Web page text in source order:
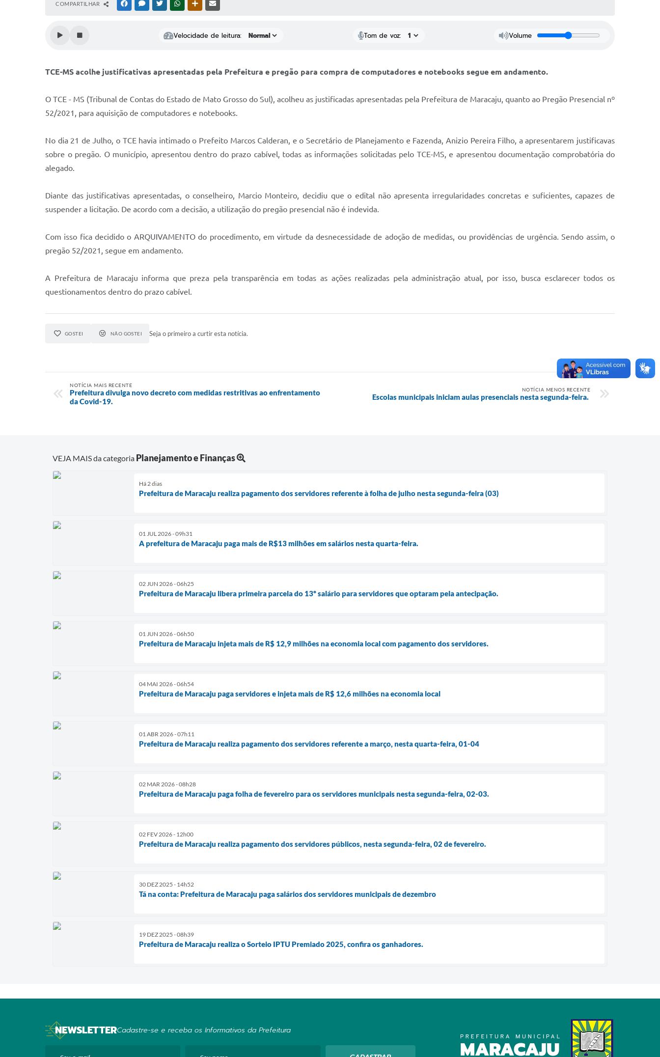
COMPARTILHAR FACEBOOKMESSENGER
TWITTERWHATSAPPOUTRAS MÍDIAS
Velocidade de leitura: Tom de voz: Volume
TCE-MS acolhe justificativas apresentadas pela Prefeitura e pregão para compra de computadores e notebooks segue em andamento.
O TCE - MS (Tribunal de Contas do Estado de Mato Grosso do Sul), acolheu as justificadas apresentadas pela Prefeitura de Maracaju, quanto ao Pregão Presencial nº
52/2021, para aquisição de computadores e notebooks.
No dia 21 de Julho, o TCE havia intimado o Prefeito Marcos Calderan, e o Secretário de Planejamento e Fazenda, Anizio Pereira Filho, a apresentarem justificavas
sobre o pregão. O município, apresentou dentro do prazo cabível, todas as informações solicitadas pelo TCE-MS, e apresentou documentação comprobatória do
alegado.
Diante das justificativas apresentadas, o conselheiro, Marcio Monteiro, decidiu que o edital não apresenta irregularidades concretas e suficientes, capazes de
suspender a licitação. De acordo com a decisão, a utilização do pregão presencial não é indevida.
Com isso fica decidido o ARQUIVAMENTO do procedimento, em virtude da desnecessidade de adoção de medidas, ou providências de urgência. Sendo assim, o
pregão 52/2021, segue em andamento.
A Prefeitura de Maracaju informa que preza pela transparência em todas as ações realizadas pela administração atual, por isso, busca esclarecer todos os
questionamentos dentro do prazo cabível.
GOSTEI NÃO GOSTEI Seja o primeiro a curtir esta notícia.
NOTÍCIA MAIS RECENTE
Prefeitura divulga novo decreto com medidas restritivas ao enfrentamento
da Covid-19.
NOTÍCIA MENOS RECENTE
Escolas municipais iniciam aulas presenciais nesta segunda-feira.
VEJA MAIS da categoria Planejamento e Finanças
Há 2 dias
Prefeitura de Maracaju realiza pagamento dos servidores referente à folha de julho nesta segunda-feira (03)
01 JUL 2026 - 09h31
A prefeitura de Maracaju paga mais de R$13 milhões em salários nesta quarta-feira.
02 JUN 2026 - 06h25
Prefeitura de Maracaju libera primeira parcela do 13º salário para servidores que optaram pela antecipação.
01 JUN 2026 - 06h50
Prefeitura de Maracaju injeta mais de R$ 12,9 milhões na economia local com pagamento dos servidores.
04 MAI 2026 - 06h54
Prefeitura de Maracaju paga servidores e injeta mais de R$ 12,6 milhões na economia local
01 ABR 2026 - 07h11
Prefeitura de Maracaju realiza pagamento dos servidores referente a março, nesta quarta-feira, 01-04
02 MAR 2026 - 08h28
Prefeitura de Maracaju paga folha de fevereiro para os servidores municipais nesta segunda-feira, 02-03.
02 FEV 2026 - 12h00
Prefeitura de Maracaju realiza pagamento dos servidores públicos, nesta segunda-feira, 02 de fevereiro.
30 DEZ 2025 - 14h52
Tá na conta: Prefeitura de Maracaju paga salários dos servidores municipais de dezembro
19 DEZ 2025 - 08h39
Prefeitura de Maracaju realiza o Sorteio IPTU Premiado 2025, confira os ganhadores.
NEWSLETTERCadastre-se e receba os Informativos da Prefeitura